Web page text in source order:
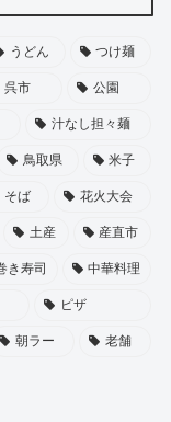
うどん つけ麺
呉市 公園
汁なし担々麺
鳥取県 米子
そば 花火大会
土産 産直市
き寿司 中華料理
ピザ
朝ラー 老舗